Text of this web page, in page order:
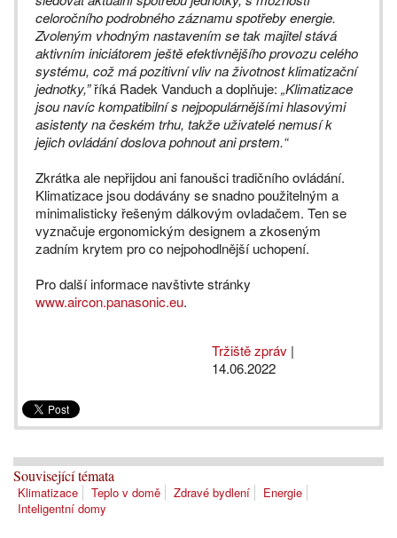
celoročního podrobného záznamu spotřeby energie.
Zvoleným vhodným nastavením se tak majitel stává
aktivním iniciátorem ještě efektivnějšího provozu celého
systému, což má pozitivní vliv na životnost klimatizační
jednotky,”říká Radek Vanduch a doplňuje: „Klimatizace
jsou navíc kompatibilní s nejpopulárnějšími hlasovými
asistenty na českém trhu, takže uživatelé nemusí k
jejich ovládání doslova pohnout ani prstem.“
Zkrátka ale nepřijdou ani fanoušci tradičního ovládání.
Klimatizace jsou dodávány se snadno použitelným a
minimalisticky řešeným dálkovým ovladačem. Ten se
vyznačuje ergonomickým designem a zkoseným
zadním krytem pro co nejpohodlnější uchopení.
Pro další informace navštivte stránky
www.aircon.panasonic.eu.
Tržiště zpráv |
14.06.2022
Související témata
Klimatizace Teplo v domě Zdravé bydlení
Energie
Inteligentní domy